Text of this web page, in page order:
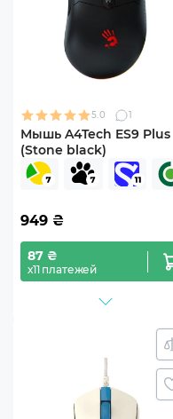
5.0 1
Мышь A4Tech ES9 Plus
(Stone black)
949 ₴
87 ₴
х11 платежей